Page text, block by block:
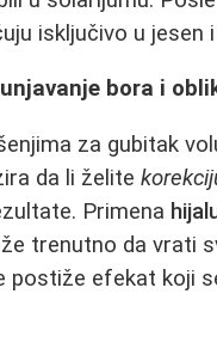
isključivo u jesen
bora i
za gubitak
da li želite
Primena
trenutno da vrati
postiže efekat koji